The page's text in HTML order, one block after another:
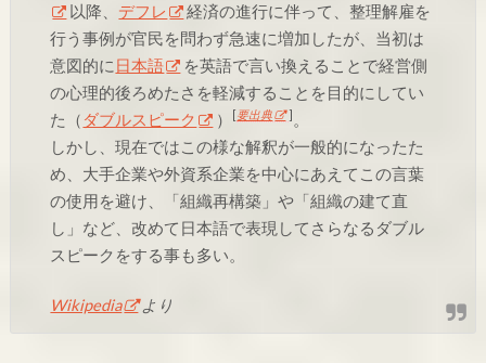
以降、 デフレ
経済の進行に伴って、整理解雇を
行う事例が官民を問わず急速に増加したが、当初は
意図的に 日本語
を英語で言い換えることで経営側
の心理的後ろめたさを軽減することを目的にしてい
た（ ダブルスピーク ） [要出典 ] 。
しかし、現在ではこの様な解釈が一般的になったた
め、大手企業や外資系企業を中心にあえてこの言葉
の使用を避け、「組織再構築」や「組織の建て直
し」など、改めて日本語で表現してさらなるダブル
スピークをする事も多い。
Wikipedia より